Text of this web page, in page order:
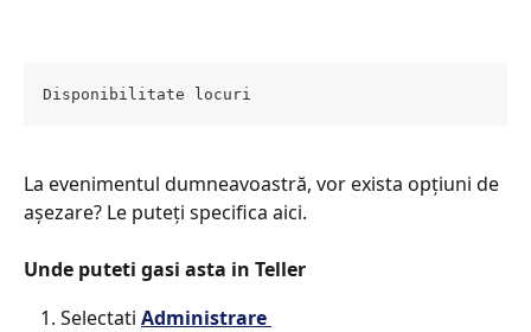
Disponibilitate locuri
La evenimentul dumneavoastră, vor exista opțiuni de
așezare? Le puteți specifica aici.
Unde puteti gasi asta in Teller​
Selectati Administrare